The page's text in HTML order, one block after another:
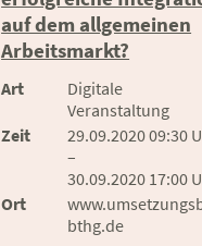
auf dem allgemeinen
Arbeitsmarkt?
Art
Digitale
Veranstaltung
Zeit
29.09.2020 09:30
–
30.09.2020 17:00
Ort
bthg.de